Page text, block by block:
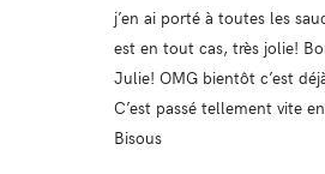
j’en ai porté à toutes les
est en tout cas, très jolie!
Julie! OMG bientôt c’est
C’est passé tellement vite
Bisous